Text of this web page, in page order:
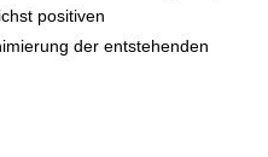
positiven
der entstehenden